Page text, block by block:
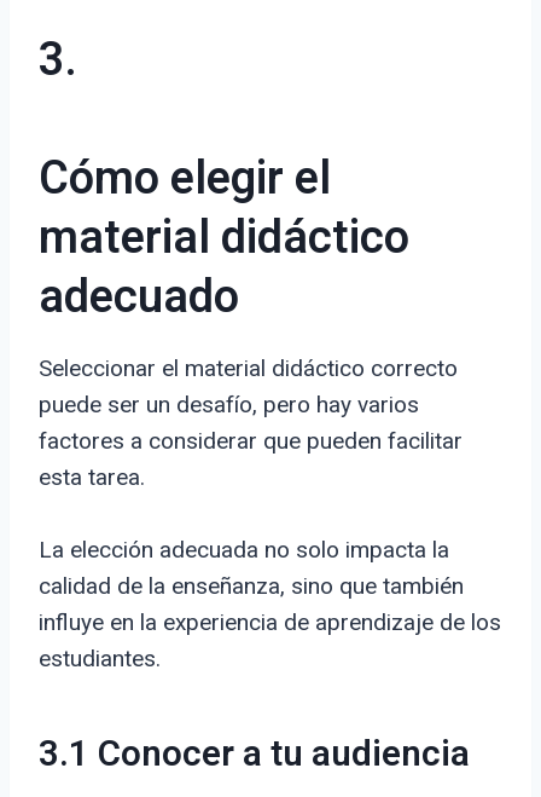
3.
Cómo elegir el
material didáctico
adecuado
Seleccionar el material didáctico correcto
puede ser un desafío, pero hay varios
factores a considerar que pueden facilitar
esta tarea.
La elección adecuada no solo impacta la
calidad de la enseñanza, sino que también
influye en la experiencia de aprendizaje de los
estudiantes.
3.1 Conocer a tu audiencia